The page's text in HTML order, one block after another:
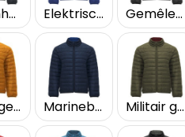
Ebbenhout Elektrisch blauw Gemêleerd zwart
Kerriegeel Marineblauw Militair groen